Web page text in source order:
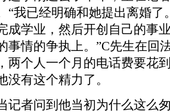
“我已经明确和她提出离婚了
成学业，然后开创自己的事
事情的争执上。”C先生在回
两个人一个月的电话费要花
没有这个精力了。
者问到他当初为什么这么匆